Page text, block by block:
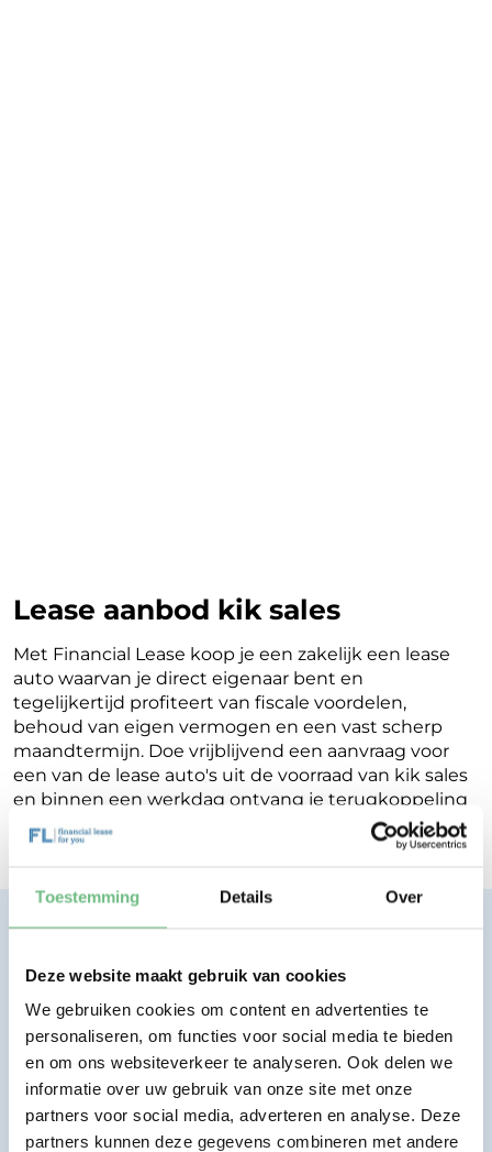
Toestemming Details Over
Deze website maakt gebruik van cookies
We gebruiken cookies om content en advertenties te
personaliseren, om functies voor social media te bieden
en om ons websiteverkeer te analyseren. Ook delen we
informatie over uw gebruik van onze site met onze
partners voor social media, adverteren en analyse. Deze
partners kunnen deze gegevens combineren met andere
Lease aanbod kik sales
Met Financial Lease koop je een zakelijk een lease
auto waarvan je direct eigenaar bent en
tegelijkertijd profiteert van fiscale voordelen,
behoud van eigen vermogen en een vast scherp
maandtermijn. Doe vrijblijvend een aanvraag voor
een van de lease auto's uit de voorraad van kik sales
en binnen een werkdag ontvang je terugkoppeling
op de mogelijkheden voor jouw Financial Lease.
Eenvoudig, transparant, vertrouwd.
Bekijk lease aanbod